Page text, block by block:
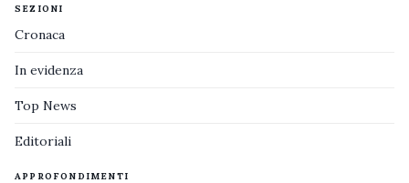
SEZIONI
Cronaca
In evidenza
Top News
Editoriali
APPROFONDIMENTI